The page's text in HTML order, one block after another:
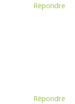
Répondre
Répondre